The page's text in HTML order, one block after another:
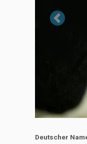
Deutscher